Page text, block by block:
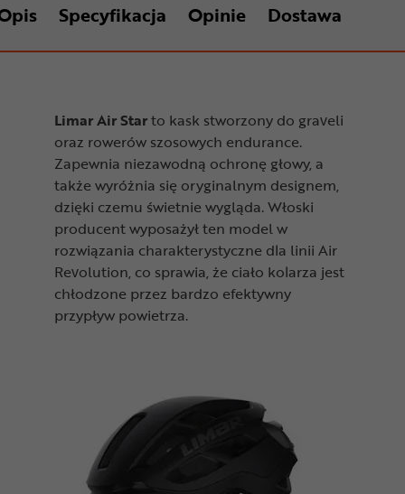
Specyfikacja Opinie Dostawa
Limar Air Starto kask stworzony do graveli
oraz rowerów szosowych endurance.
Zapewnia niezawodną ochronę głowy, a
także wyróżnia się oryginalnym designem,
dzięki czemu świetnie wygląda. Włoski
producent wyposażył ten model w
rozwiązania charakterystyczne dla linii Air
Revolution, co sprawia, że ciało kolarza jest
chłodzone przez bardzo efektywny
przypływ powietrza.